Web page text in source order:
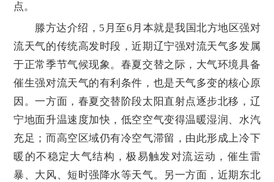
点。
滕方达介绍，5月至6月本就是我国北方地区强对
流天气的传统高发时段，近期辽宁强对流天气多发属
于正常季节气候现象。春夏交替之际，大气环境具备
催生强对流天气的有利条件，也是天气多变的核心原
因。一方面，春夏交替阶段太阳直射点逐步北移，辽
宁地面升温速度加快，低空空气变得温暖湿润、水汽
充足；而高空区域仍有冷空气滞留，由此形成上冷下
暖的不稳定大气结构，极易触发对流运动，催生雷
暴、大风、短时强降水等天气。另一方面，近期东北